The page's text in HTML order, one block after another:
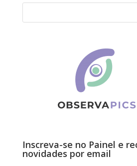
Inscreva-se no Painel e
novidades por email